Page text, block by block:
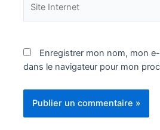
Internet
Enregistrer mon nom, mon
dans le navigateur pour mon